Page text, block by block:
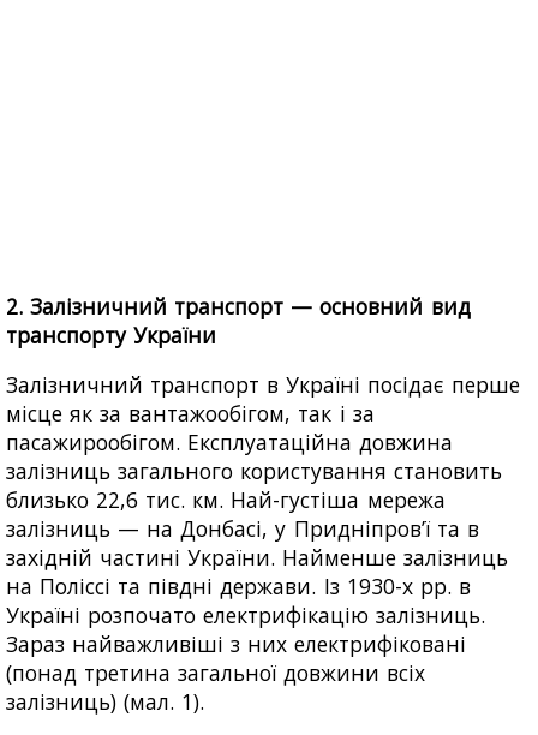
2. Залізничний транспорт — основний вид
транспорту України
Залізничний транспорт в Україні посідає перше
місце як за вантажообігом, так і за
пасажирообігом. Експлуатаційна довжина
залізниць загального користування становить
близько 22,6 тис. км. Най-густіша мережа
залізниць — на Донбасі, у Придніпров’ї та в
західній частині України. Найменше залізниць
на Поліссі та півдні держави. Із 1930-х рр. в
Україні розпочато електрифікацію залізниць.
Зараз найважливіші з них електрифіковані
(понад третина загальної довжини всіх
залізниць) (мал. 1).